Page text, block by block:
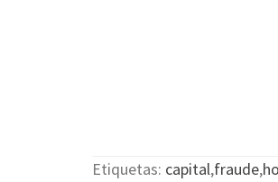
Etiquetas: capital,fraude,